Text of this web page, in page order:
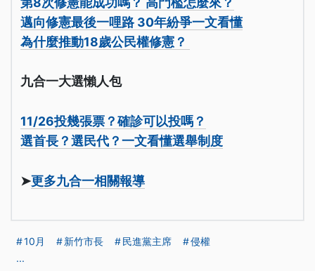
邁向修憲最後一哩路 30年紛爭一文看懂
為什麼推動18歲公民權修憲？
九合一大選懶人包
11/26投幾張票？確診可以投嗎？
選首長？選民代？一文看懂選舉制度
➤更多九合一相關報導
10月 新竹市長 民進黨主席
侵權
...